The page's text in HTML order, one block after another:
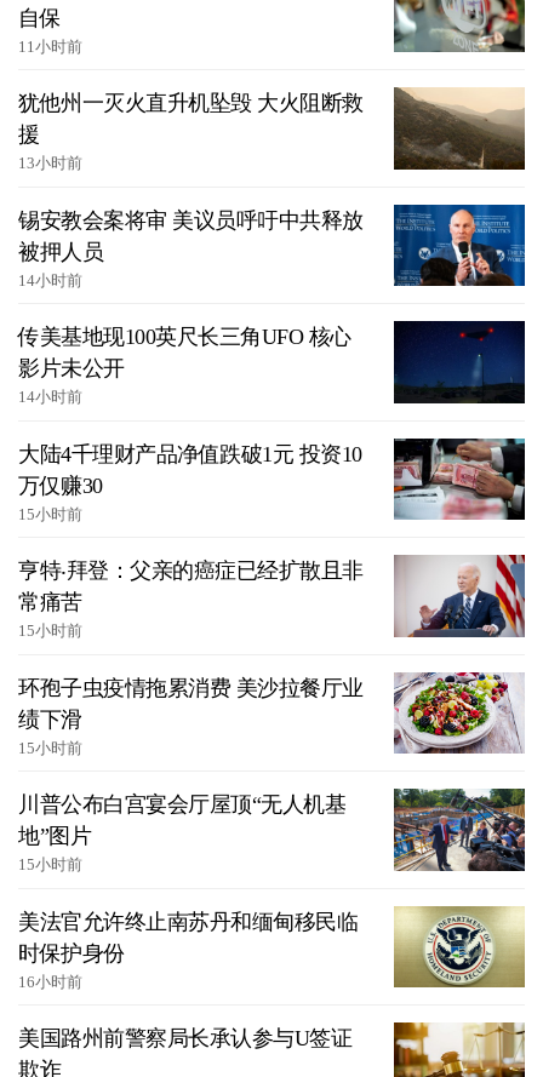
自保
11小时前
犹他州一灭火直升机坠毁 大火阻断救
援
13小时前
锡安教会案将审 美议员呼吁中共释放
被押人员
14小时前
传美基地现100英尺长三角UFO 核心
影片未公开
14小时前
大陆4千理财产品净值跌破1元 投资10
万仅赚30
15小时前
亨特‧拜登：父亲的癌症已经扩散且非
常痛苦
15小时前
环孢子虫疫情拖累消费 美沙拉餐厅业
绩下滑
15小时前
川普公布白宫宴会厅屋顶“无人机基
地”图片
15小时前
美法官允许终止南苏丹和缅甸移民临
时保护身份
16小时前
美国路州前警察局长承认参与U签证
欺诈